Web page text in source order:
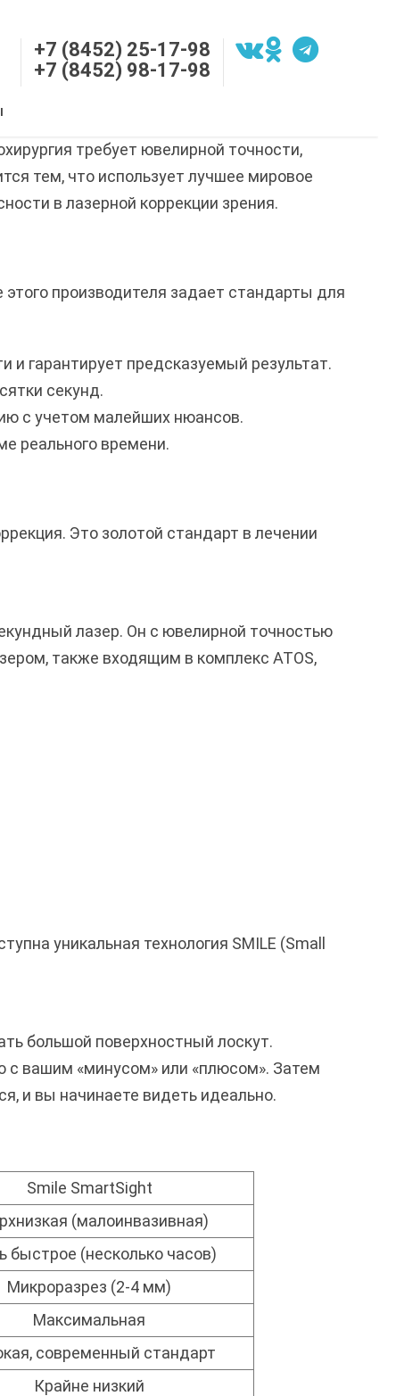
+7 (8452) 25-17-98
+7 (8452) 98-17-98
требует ювелирной точности,
тем, что использует лучшее мировое
в лазерной коррекции зрения.
производителя задает стандарты для
и гарантирует предсказуемый результат.
секунд.
с учетом малейших нюансов.
реального времени.
Это золотой стандарт в лечении
лазер. Он с ювелирной точностью
также входящим в комплекс ATOS,
уникальная технология SMILE (Small
большой поверхностный лоскут.
с вашим «минусом» или «плюсом». Затем
и вы начинаете видеть идеально.
Smile SmartSight
(малоинвазивная)
быстрое (несколько часов)
Микроразрез (2-4 мм)
Максимальная
современный стандарт
Крайне низкий